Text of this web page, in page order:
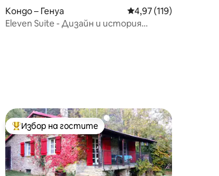
4,9 от 5, 111 отзива
Кондо – Генуа Средна оценка: 4,97
4,97 (119)
Eleven Suite - Дизайн и история
Най-популярен избор на гостите
Избор на гостите